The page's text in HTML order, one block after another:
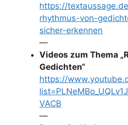
https://
rhythmus-von-
sicher-erkennen
—
Videos zum Thema
Gedichten“
https://
VACB
—